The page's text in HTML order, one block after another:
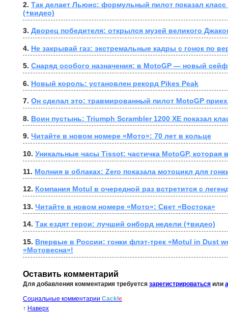
2. Так делает Льюис: формульный пилот показал класс
(+видео)
3. Дворец победителя: открылся музей великого
4. Не закрывай газ: экстремальные кадры с гонок по
5. Снаряд особого назначения: в MotoGP — новый
6. Новый король: установлен рекорд Pikes Peak
7. Он сделал это: травмированный пилот MotoGP
8. Воин пустынь: Triumph Scrambler 1200 XE показал
9. Читайте в новом номере «Мото»: 70 лет в кольце
10. Уникальные часы Tissot: частичка MotoGP, которая
11. Молния в облаках: Zero показала мотоцикл для
12. Компания Motul в очередной раз встретится с
13. Читайте в новом номере «Мото»: Свет «Востока»
14. Так ездят герои: лучший онборд недели (+видео)
15. Впервые в России: гонки флэт-трек «Motul in Dust
«Мотовесна»!
Оставить комментарий
Для добавления комментария требуется зарегистрироваться или
Социальные комментарии Cackle
↑ Наверх